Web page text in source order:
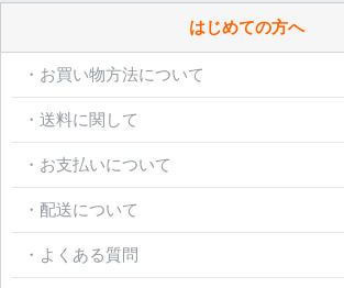
はじめての方へ
・お買い物方法について
・送料に関して
・お支払いについて
・配送について
・よくある質問